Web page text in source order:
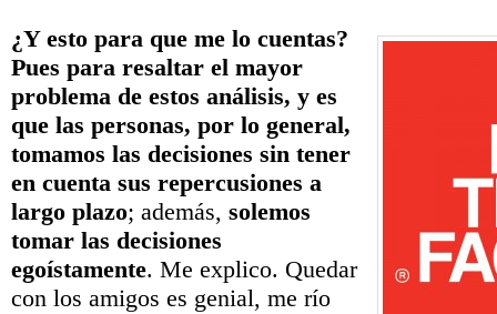
¿Y esto para que me lo cuentas?
Pues para resaltar el mayor
problema de estos análisis, y es
que las personas, por lo general,
tomamos las decisiones sin tener
en cuenta sus repercusiones a
largo plazo; además, solemos
tomar las decisiones
egoístamente. Me explico. Quedar
con los amigos es genial, me río